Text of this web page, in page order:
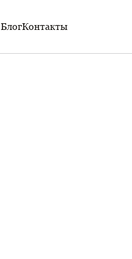
БлогКонтакты